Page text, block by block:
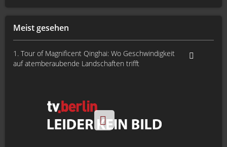
Meist gesehen
1. Tour of Magnificent Qinghai: Wo Geschwindigkeit
auf atemberaubende Landschaften trifft